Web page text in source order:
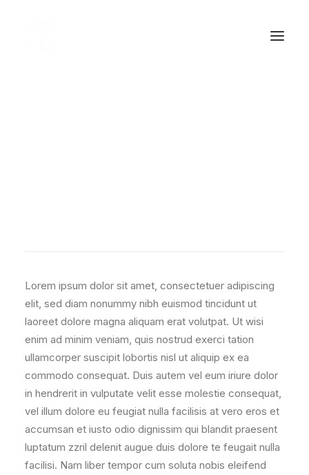
Lorem ipsum dolor sit amet, consectetuer adipiscing
elit, sed diam nonummy nibh euismod tincidunt ut
laoreet dolore magna aliquam erat volutpat. Ut wisi
enim ad minim veniam, quis nostrud exerci tation
ullamcorper suscipit lobortis nisl ut aliquip ex ea
commodo consequat. Duis autem vel eum iriure dolor
in hendrerit in vulputate velit esse molestie consequat,
vel illum dolore eu feugiat nulla facilisis at vero eros et
accumsan et iusto odio dignissim qui blandit praesent
luptatum zzril delenit augue duis dolore te feugait nulla
facilisi. Nam liber tempor cum soluta nobis eleifend